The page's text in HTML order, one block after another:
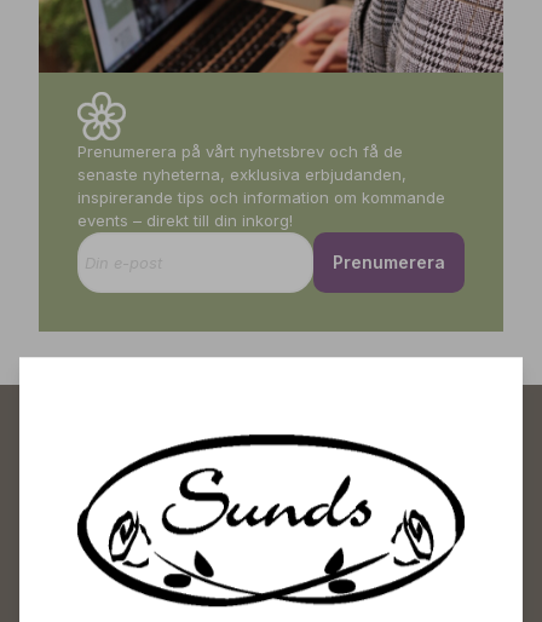
Prenumerera på vårt nyhetsbrev och få de
senaste nyheterna, exklusiva erbjudanden,
inspirerande tips och information om kommande
events – direkt till din inkorg!
Prenumerera
Sunds Trädgårdscenter